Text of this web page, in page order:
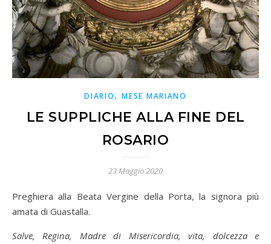
DIARIO,MESE MARIANO
LE SUPPLICHE ALLA FINE DEL
ROSARIO
23 Maggio 2020
Preghiera alla Beata Vergine della Porta, la signora più
amata di Guastalla.
Salve, Regina, Madre di Misericordia, vita, dolcezza e